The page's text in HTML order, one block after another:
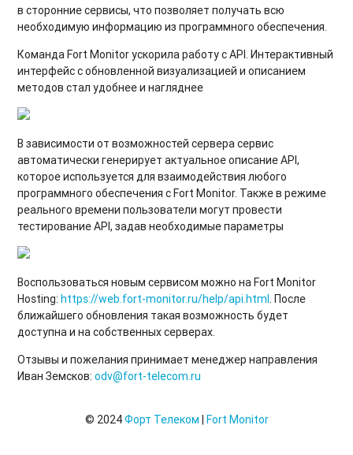
в сторонние сервисы, что позволяет получать всю
необходимую информацию из программного обеспечения.
Команда Fort Monitor ускорила работу с API. Интерактивный
интерфейс с обновленной визуализацией и описанием
методов стал удобнее и нагляднее
В зависимости от возможностей сервера сервис
автоматически генерирует актуальное описание API,
которое используется для взаимодействия любого
программного обеспечения с Fort Monitor. Также в режиме
реального времени пользователи могут провести
тестирование API, задав необходимые параметры
Воспользоваться новым сервисом можно на Fort Monitor
Hosting:https://web.fort-monitor.ru/help/api.html. После
ближайшего обновления такая возможность будет
доступна и на собственных серверах.
Отзывы и пожелания принимает менеджер направления
Иван Земсков:odv@fort-telecom.ru
© 2024Форт Телеком | Fort Monitor